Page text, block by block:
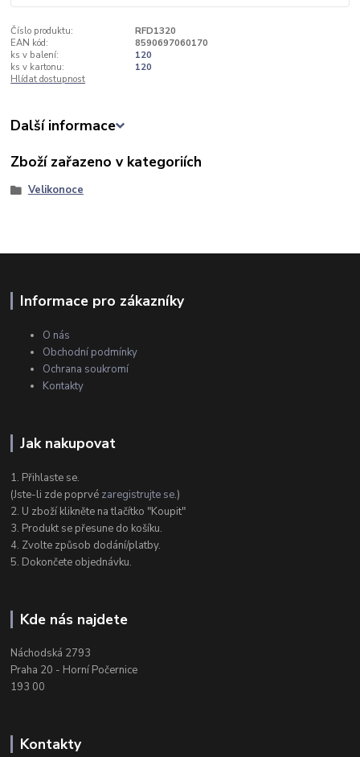
Číslo produktu:
RFD1320
EAN kód:
8590697060170
ks v balení:
120
ks v kartonu:
120
Hlídat dostupnost
Další informace
Zboží zařazeno v kategoriích
Velikonoce
Informace pro zákazníky
O nás
Obchodní podmínky
Ochrana soukromí
Kontakty
Jak nakupovat
1. Přihlaste se.
(Jste-li zde poprvé zaregistrujte se.)
2. U zboží klikněte na tlačítko "Koupit"
3. Produkt se přesune do košíku.
4. Zvolte způsob dodání/platby.
5. Dokončete objednávku.
Kde nás najdete
Náchodská 2793
Praha 20 - Horní Počernice
193 00
Kontakty